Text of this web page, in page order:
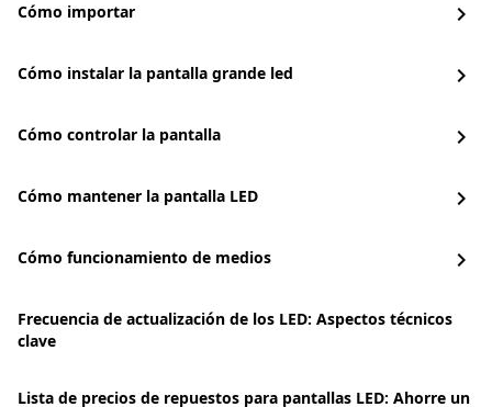
Cómo importar chevron_right
Cómo instalar la pantalla grande led chevron_right
Cómo controlar la pantalla chevron_right
Cómo mantener la pantalla LED chevron_right
Cómo funcionamiento de medios chevron_right
Frecuencia de actualización de los LED: Aspectos técnicos
clave
Lista de precios de repuestos para pantallas LED: Ahorre un